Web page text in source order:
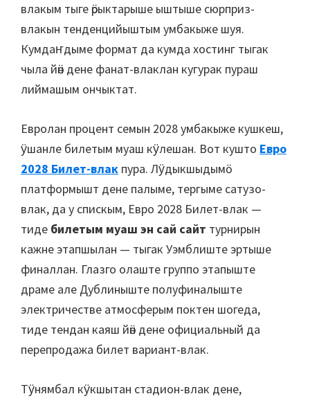
влакым тыге ӧрыктарыше ыштыше сюрприз-
влакын тенденцийыштым умбакыже шуя.
Кумдаҥдыме формат да кумда хостинг тыгак
чыла йӧн дене фанат-влаклан кугурак пураш
лиймашым ончыктат.
Евролан процент семын 2028 умбакыже кушкеш,
ӱшанле билетым муаш кӱлешан. Вот кушто Евро
2028 Билет-влак пура. Лӱдыкшыдымӧ
платформышт дене палыме, тергыме сатузо-
влак, да у спискым, Евро 2028 Билет-влак —
тиде билетым муаш эн сай сайт турнирын
кажне этапшылан — тыгак Уэмблиште эртыше
финаллан. Глазго олаште группо этапыште
драме але Дублиныште полуфиналыште
электричестве атмосферым поктен шогеда,
тиде тендан каяш йӧн дене официальный да
перепродажа билет вариант-влак.
Тӱнямбал кӱкшытан стадион-влак дене,